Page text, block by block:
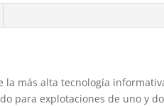
la más alta tecnología
para explotaciones de uno y